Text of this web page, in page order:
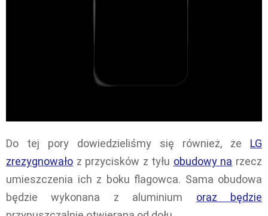
Do tej pory dowiedzieliśmy się również, że LG
zrezygnowało z przycisków z tyłu obudowy na rzecz
umieszczenia ich z boku flagowca. Sama obudowa
będzie wykonana z aluminium oraz będzie